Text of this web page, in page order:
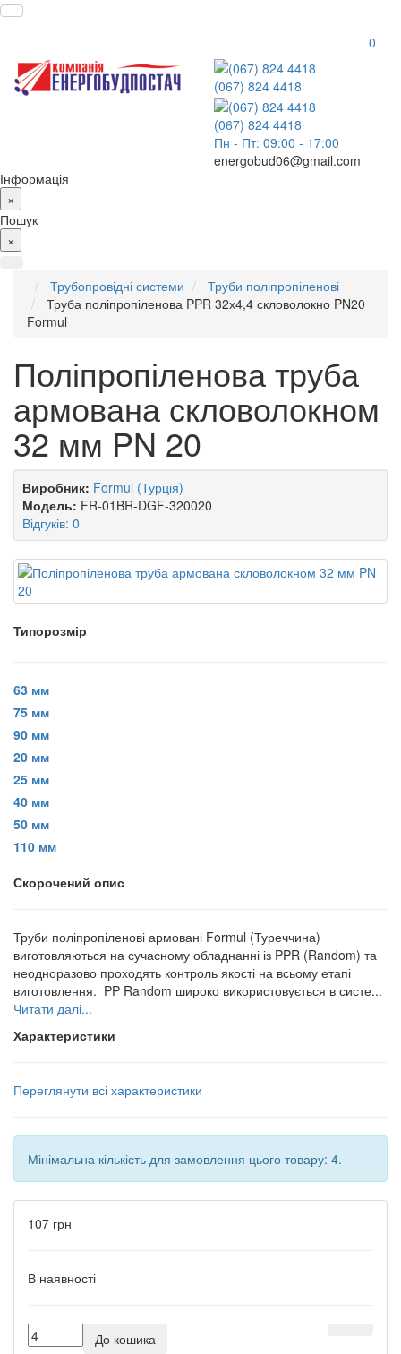
0
(067) 824 4418
(067) 824 4418
Пн - Пт: 09:00 - 17:00
energobud06@gmail.com
Інформація
×
Пошук
×
Трубопровідні системи
Труби поліпропіленові
Труба поліпропіленова PPR 32х4,4 скловолокно PN20
Formul
Поліпропіленова труба
армована скловолокном
32 мм PN 20
Виробник: Formul (Турція)
Модель: FR-01BR-DGF-320020
Відгуків: 0
Типорозмір
63 мм
75 мм
90 мм
20 мм
25 мм
40 мм
50 мм
110 мм
Скорочений опис
Труби поліпропіленові армовані Formul (Туреччина)
виготовляються на сучасному обладнанні із PPR (Random) та
неодноразово проходять контроль якості на всьому етапі
виготовлення. PP Random широко використовується в систе...
Читати далі...
Характеристики
Переглянути всі характеристики
Мінімальна кількість для замовлення цього товару: 4.
107 грн
В наявності
До кошика